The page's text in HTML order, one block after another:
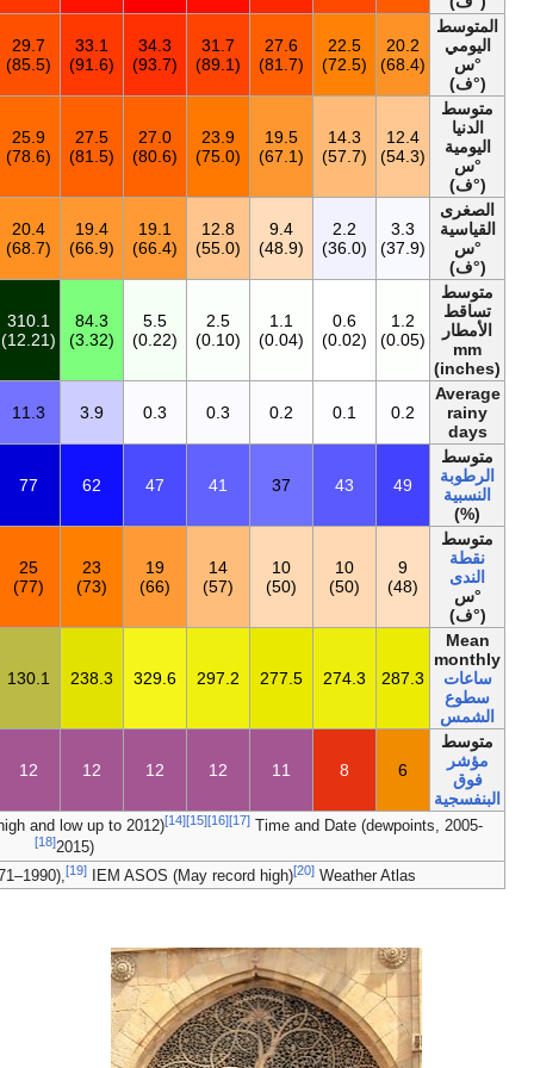
33.1
29.7
28.5
(83.3)
29.2
(84.6)
28.5
(83.3)
24.8
(76.6)
21.4
27.6
27.5
(81.5)
25.9
25.0
(77.0)
24.7
(76.5)
21.4
(70.5)
16.7
(62.1)
13.4
21.0
19.4
20.4
21.2
(70.2)
17.2
(63.0)
12.6
(54.7)
8.3
(46.9)
3.6
2.2
84.3
(3.32)
310.1
242.2
(9.54)
120.2
(4.73)
13.1
(0.52)
1.9
(0.07)
0.9
783.6
3.9
11.3
10.3
6.1
0.9
0.3
0.1
34.0
62
77
81
71
53
48
50
55
23
(73)
25
25
(77)
24
(75)
19
(66)
14
(57)
11
17
238.3
130.1
111.4
220.6
290.7
274.1
288.6 3٬019٫7
12
12
12
11
9
7
6
10
Source 1: India Meteorological Department (record high and low up to
Source 2: NOAA (sun and humidity 1971–1990),
[21]